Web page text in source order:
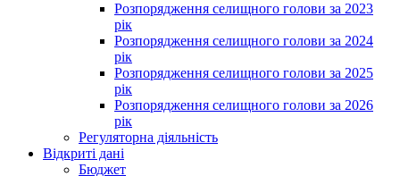
Розпорядження селищного голови за 2023
рік
Розпорядження селищного голови за 2024
рік
Розпорядження селищного голови за 2025
рік
Розпорядження селищного голови за 2026
рік
Регуляторна діяльність
Відкриті дані
Бюджет